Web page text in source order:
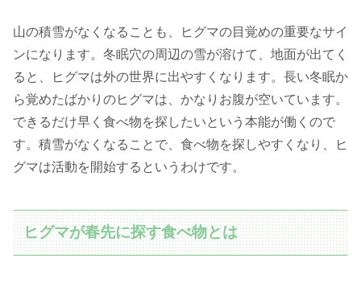
山の積雪がなくなることも、ヒグマの目覚めの重要なサイ
ンになります。冬眠穴の周辺の雪が溶けて、地面が出てく
ると、ヒグマは外の世界に出やすくなります。長い冬眠か
ら覚めたばかりのヒグマは、かなりお腹が空いています。
できるだけ早く食べ物を探したいという本能が働くので
す。積雪がなくなることで、食べ物を探しやすくなり、ヒ
グマは活動を開始するというわけです。
ヒグマが春先に探す食べ物とは